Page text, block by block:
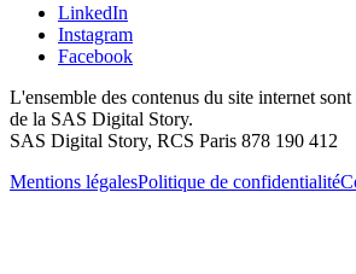
LinkedIn
Instagram
Facebook
L'ensemble des contenus du site internet
de la SAS Digital Story.
SAS Digital Story, RCS Paris 878 190 412
Mentions légalesPolitique de confidentialité